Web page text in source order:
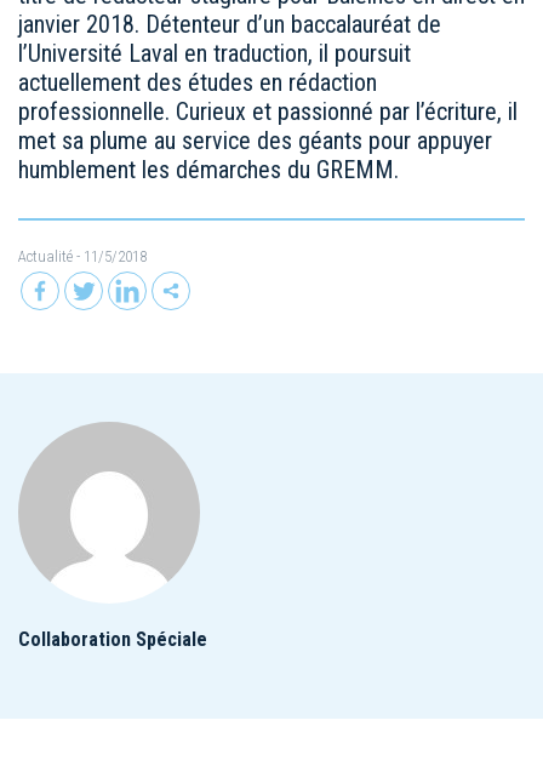
janvier 2018. Détenteur d’un baccalauréat de
l’Université Laval en traduction, il poursuit
actuellement des études en rédaction
professionnelle. Curieux et passionné par l’écriture, il
met sa plume au service des géants pour appuyer
humblement les démarches du GREMM.
Actualité - 11/5/2018
Collaboration Spéciale